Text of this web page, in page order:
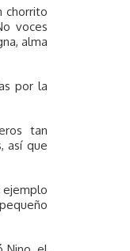
chorrito
voces
alma
por la
tan
así que
ejemplo